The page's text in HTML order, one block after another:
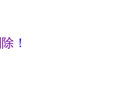
除 ！